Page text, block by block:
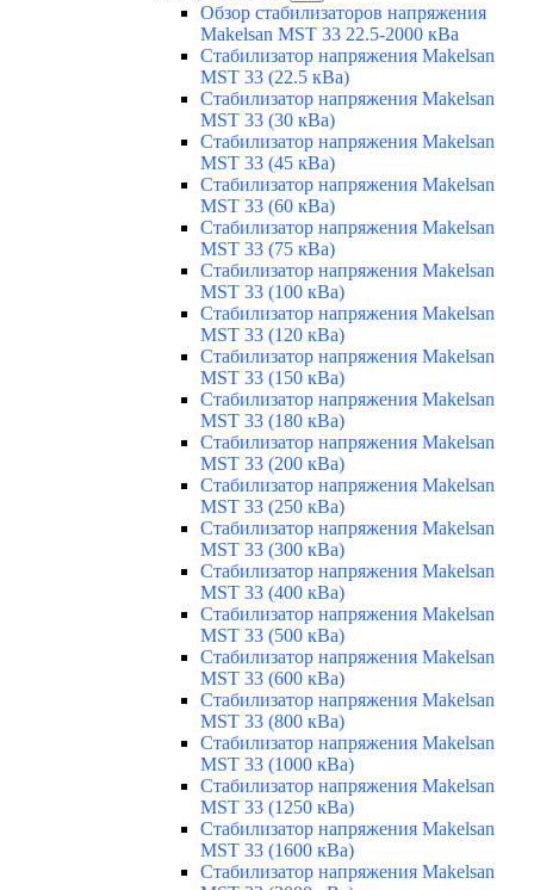
Обзор стабилизаторов напряжения
Makelsan MST 33 22.5-2000 кВа
Стабилизатор напряжения Makelsan
MST 33 (22.5 кВа)
Стабилизатор напряжения Makelsan
MST 33 (30 кВа)
Стабилизатор напряжения Makelsan
MST 33 (45 кВа)
Стабилизатор напряжения Makelsan
MST 33 (60 кВа)
Стабилизатор напряжения Makelsan
MST 33 (75 кВа)
Стабилизатор напряжения Makelsan
MST 33 (100 кВа)
Стабилизатор напряжения Makelsan
MST 33 (120 кВа)
Стабилизатор напряжения Makelsan
MST 33 (150 кВа)
Стабилизатор напряжения Makelsan
MST 33 (180 кВа)
Стабилизатор напряжения Makelsan
MST 33 (200 кВа)
Стабилизатор напряжения Makelsan
MST 33 (250 кВа)
Стабилизатор напряжения Makelsan
MST 33 (300 кВа)
Стабилизатор напряжения Makelsan
MST 33 (400 кВа)
Стабилизатор напряжения Makelsan
MST 33 (500 кВа)
Стабилизатор напряжения Makelsan
MST 33 (600 кВа)
Стабилизатор напряжения Makelsan
MST 33 (800 кВа)
Стабилизатор напряжения Makelsan
MST 33 (1000 кВа)
Стабилизатор напряжения Makelsan
MST 33 (1250 кВа)
Стабилизатор напряжения Makelsan
MST 33 (1600 кВа)
Стабилизатор напряжения Makelsan